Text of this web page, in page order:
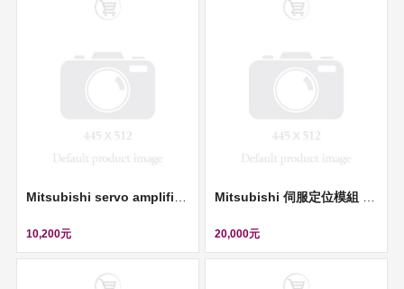
10,200元 20,000元